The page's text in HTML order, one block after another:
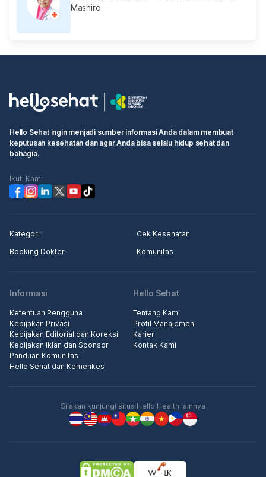
Mashiro
Hello Sehat ingin menjadi sumber informasi Anda dalam membuat
keputusan kesehatan dan agar Anda bisa selalu hidup sehat dan
bahagia.
Ikuti Kami
Kategori
Cek Kesehatan
Booking Dokter
Komunitas
Informasi
Ketentuan Pengguna
Kebijakan Privasi
Kebijakan Editorial dan Koreksi
Kebijakan Iklan dan Sponsor
Panduan Komunitas
Hello Sehat dan Kemenkes
Hello Sehat
Tentang Kami
Profil Manajemen
Karier
Kontak Kami
Silakan kunjungi situs Hello Health lainnya